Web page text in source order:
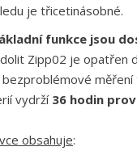
je třicetinásobné.
funkce jsou
Zipp02 je opatřen
vydrží 36 hodin
obsahuje: